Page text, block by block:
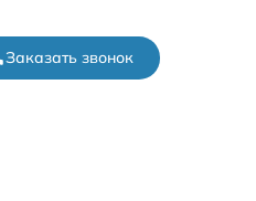
Заказать звонок